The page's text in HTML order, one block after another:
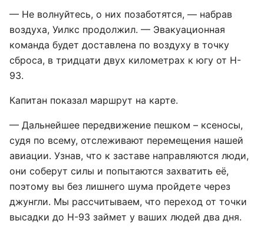
— Не волнуйтесь, о них позаботятся, — набрав
воздуха, Уилкс продолжил. — Эвакуационная
команда будет доставлена по воздуху в точку
сброса, в тридцати двух километрах к югу от H-
93.
Капитан показал маршрут на карте.
— Дальнейшее передвижение пешком – ксеносы,
судя по всему, отслеживают перемещения нашей
авиации. Узнав, что к заставе направляются люди,
они соберут силы и попытаются захватить её,
поэтому вы без лишнего шума пройдете через
джунгли. Мы рассчитываем, что переход от точки
высадки до Н-93 займет у ваших людей два дня.